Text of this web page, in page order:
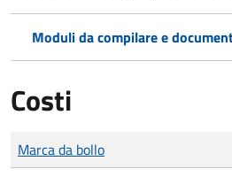
Moduli da compilare e
Costi
Tipo di pagamento
Importo
Marca da bollo